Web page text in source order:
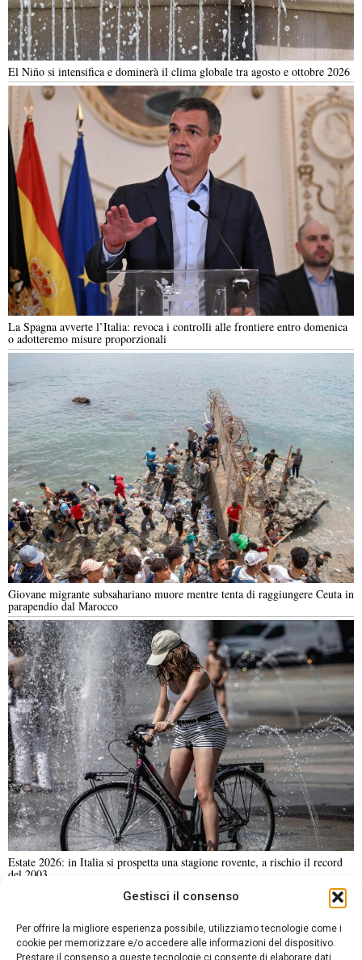
Gestisci il consenso
Per offrire la migliore esperienza possibile, utilizziamo tecnologie come i
cookie per memorizzare e/o accedere alle informazioni del dispositivo.
Prestare il consenso a queste tecnologie ci consente di elaborare dati
El Niño si intensifica e dominerà il clima globale tra agosto e ottobre 2026
La Spagna avverte l’Italia: revoca i controlli alle frontiere entro domenica
o adotteremo misure proporzionali
Giovane migrante subsahariano muore mentre tenta di raggiungere Ceuta in
parapendio dal Marocco
Estate 2026: in Italia si prospetta una stagione rovente, a rischio il record
del 2003
ANALISI E OPINIONI
SPORT CULTURA VIAGGI